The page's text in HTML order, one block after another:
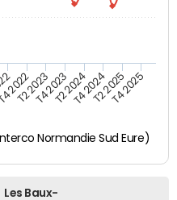
Normandie Sud Eure)
2022
T2 2023T4 2023T2 2024T4 2024T2 2025T4 2025
Les Baux-